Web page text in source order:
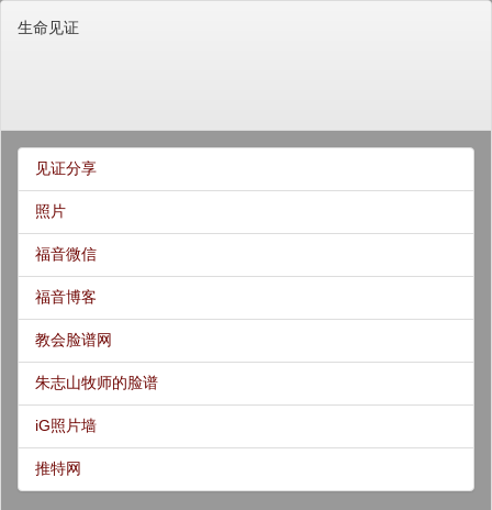
生命见证
见证分享
照片
福音微信
福音博客
教会脸谱网
朱志山牧师的脸谱
iG照片墙
推特网